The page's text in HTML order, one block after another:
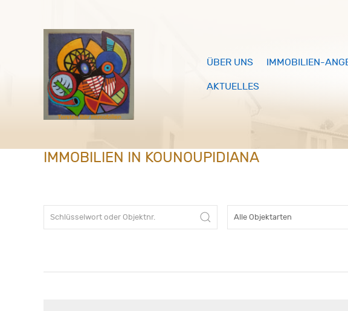
ÜBER UNS IMMOBILIEN-
AKTUELLES
IMMOBILIEN IN KOUNOUPIDIANA